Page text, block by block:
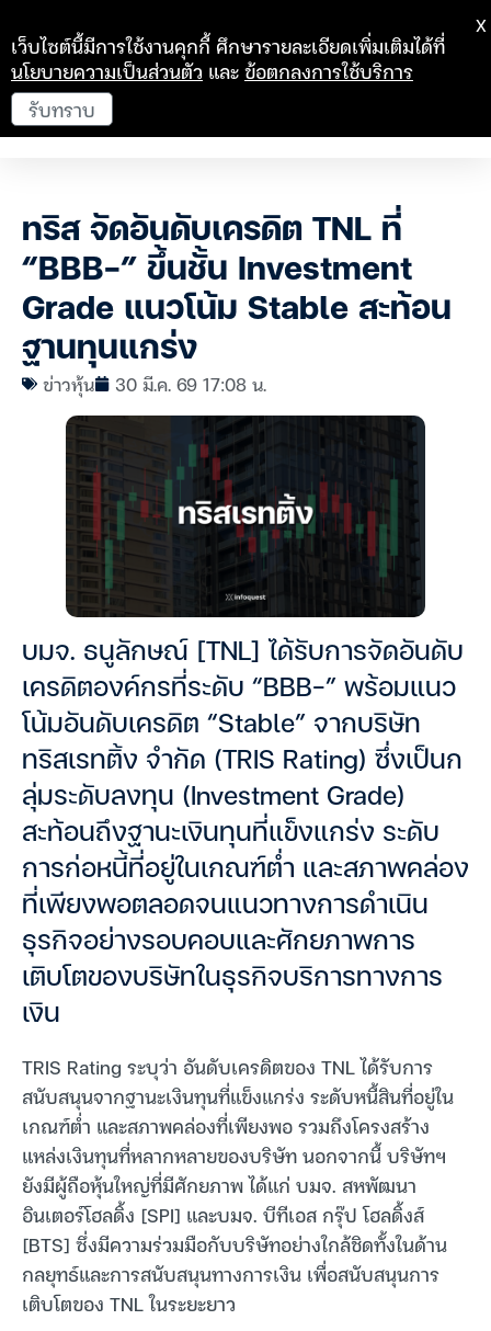
ทริส จัดอันดับเครดิต TNL ที่
“BBB-” ขึ้นชั้น Investment
Grade แนวโน้ม Stable สะท้อน
ฐานทุนแกร่ง
ข่าวหุ้น 30 มี.ค. 69 17:08 น.
บมจ. ธนูลักษณ์ [TNL] ได้รับการจัดอันดับ
เครดิตองค์กรที่ระดับ “BBB-” พร้อมแนว
โน้มอันดับเครดิต “Stable” จากบริษัท
ทริสเรทติ้ง จำกัด (TRIS Rating) ซึ่งเป็นก
ลุ่มระดับลงทุน (Investment Grade)
สะท้อนถึงฐานะเงินทุนที่แข็งแกร่ง ระดับ
การก่อหนี้ที่อยู่ในเกณฑ์ต่ำ และสภาพคล่อง
ที่เพียงพอตลอดจนแนวทางการดำเนิน
ธุรกิจอย่างรอบคอบและศักยภาพการ
เติบโตของบริษัทในธุรกิจบริการทางการ
เงิน
TRIS Rating ระบุว่า อันดับเครดิตของ TNL ได้รับการ
สนับสนุนจากฐานะเงินทุนที่แข็งแกร่ง ระดับหนี้สินที่อยู่ใน
เกณฑ์ต่ำ และสภาพคล่องที่เพียงพอ รวมถึงโครงสร้าง
แหล่งเงินทุนที่หลากหลายของบริษัท นอกจากนี้ บริษัทฯ
ยังมีผู้ถือหุ้นใหญ่ที่มีศักยภาพ ได้แก่ บมจ. สหพัฒนา
อินเตอร์โฮลดิ้ง [SPI] และบมจ. บีทีเอส กรุ๊ป โฮลดิ้งส์
[BTS] ซึ่งมีความร่วมมือกับบริษัทอย่างใกล้ชิดทั้งในด้าน
กลยุทธ์และการสนับสนุนทางการเงิน เพื่อสนับสนุนการ
เติบโตของ TNL ในระยะยาว
เว็บไซต์นี้มีการใช้งานคุกกี้ ศึกษารายละเอียดเพิ่มเติมได้ที่
นโยบายความเป็นส่วนตัว และข้อตกลงการใช้บริการ
รับทราบ
X